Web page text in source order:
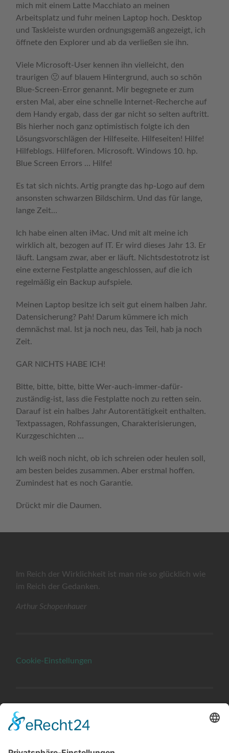
mich mit einem Latte Macchiato an meinen
Arbeitsplatz und fuhr meinen Laptop hoch. Desktop
und Taskleiste wurden ordnungsgemäß angezeigt, ich
öffnete den Explorer und ab da verließen sie ihn.
Viele Microsoft-User kennen ihn vielleicht, den
traurigen 🙁 auf blauem Hintergrund, auch so schön
Blue-Screen-Error genannt. Mir begegnete er zum
ersten Mal, aber eine schnelle Internet-Recherche auf
dem Handy ergab, dass der gar nicht so selten auftritt.
Bis hierher noch ganz optimistisch folgte ich den
Lösungsvorschlägen der Hilfeseite. Hilfeseiten! Hilfe!
Hilfeblogs. Hilfeforen. Microsoft. Windows 10. hp.
Blue Screen Errors … Hilfe!
Es tat sich nichts. Artig prangte das hp-Logo auf dem
ansonsten schwarzen Bildschirm. Und das für lange,
lange Zeit…
Ich habe einen alten iMac. Und mit alt meine ich
wirklich alt, bezogen auf IT. Er wird dieses Jahr 13. Er
läuft. Langsam zwar, aber er läuft. Nichtsdestotrotz ist
eine externe Festplatte angeschlossen, auf die ich
regelmäßig ein Backup aufspiele.
Meinen Laptop besitze ich seit gut einem halben Jahr.
Datensicherung? Pah! Darum kümmere ich mich
demnächst mal. Ist ja noch neu, das Teil, hab ja noch
Zeit.
GAR NICHTS HABE ICH!
Bitte, bitte, bitte, bitte Wer-auch-immer-dafür-
zuständig-ist, lass die Festplatte noch zu retten sein.
Darauf ist ein halbes Jahr Autorentätigkeit enthalten.
Textpassagen, Rohfassungen, Charakterisierungen,
Kurzgeschichten …
Ich weiß noch nicht, ob ich schreien oder heulen soll,
am besten beides zusammen. Aber erstmal hoffen.
Zumindest hat es noch Garantie.
Drückt mir die Daumen.
Im Reich der Wirklichkeit ist man nie so glücklich wie
im Reich der Gedanken.
Arthur Schopenhauer
Cookie-Einstellungen
Es muss von Herzen kommen, was auf Herzen wirken